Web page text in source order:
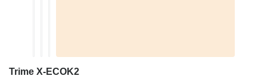
Trime X-ECOK2